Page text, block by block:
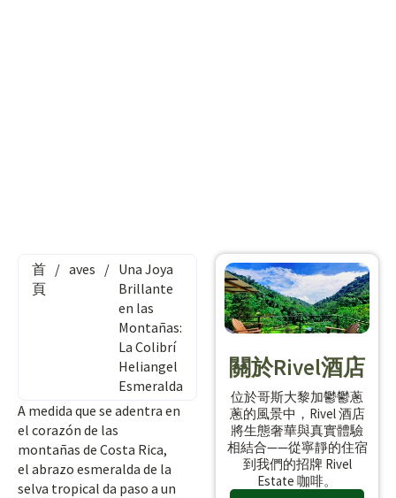
首
頁
/ aves / Una Joya
Brillante
en las
Montañas:
La Colibrí
Heliangel
Esmeralda
A medida que se adentra en
el corazón de las
montañas de Costa Rica,
el abrazo esmeralda de la
selva tropical da paso a un
關於Rivel酒店
位於哥斯大黎加鬱鬱蔥
蔥的風景中，Rivel 酒店
將生態奢華與真實體驗
相結合——從寧靜的住宿
到我們的招牌 Rivel
Estate 咖啡。